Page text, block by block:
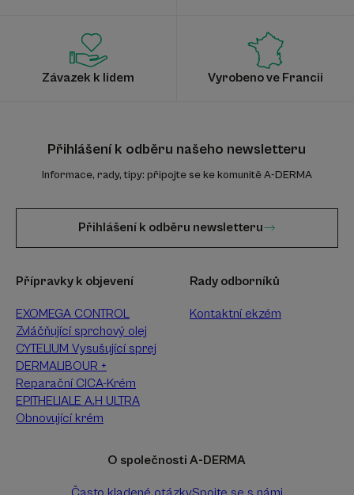
Závazek k lidem Vyrobeno ve Francii
Přihlášení k odběru našeho newsletteru
Informace, rady, tipy: připojte se ke komunitě A-DERMA
Přihlášení k odběru newsletteru
Přípravky k objevení
EXOMEGA CONTROL
Zvláčňující sprchový olej
CYTELIUM Vysušující sprej
DERMALIBOUR +
Reparační CICA-Krém
EPITHELIALE A.H ULTRA
Obnovující krém
Rady odborníků
Kontaktní ekzém
O společnosti A-DERMA